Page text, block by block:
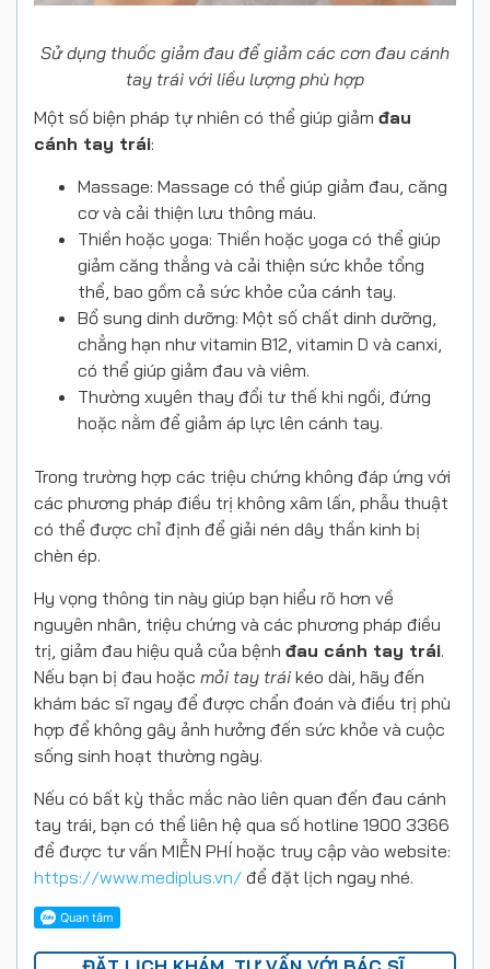
Sử dụng thuốc giảm đau để giảm các cơn đau cánh
tay trái với liều lượng phù hợp
Một số biện pháp tự nhiên có thể giúp giảm đau
cánh tay trái:
Massage: Massage có thể giúp giảm đau, căng
cơ và cải thiện lưu thông máu.
Thiền hoặc yoga: Thiền hoặc yoga có thể giúp
giảm căng thẳng và cải thiện sức khỏe tổng
thể, bao gồm cả sức khỏe của cánh tay.
Bổ sung dinh dưỡng: Một số chất dinh dưỡng,
chẳng hạn như vitamin B12, vitamin D và canxi,
có thể giúp giảm đau và viêm.
Thường xuyên thay đổi tư thế khi ngồi, đứng
hoặc nằm để giảm áp lực lên cánh tay.
Trong trường hợp các triệu chứng không đáp ứng với
các phương pháp điều trị không xâm lấn, phẫu thuật
có thể được chỉ định để giải nén dây thần kinh bị
chèn ép.
Hy vọng thông tin này giúp bạn hiểu rõ hơn về
nguyên nhân, triệu chứng và các phương pháp điều
trị, giảm đau hiệu quả của bệnh đau cánh tay trái.
Nếu bạn bị đau hoặc mỏi tay trái kéo dài, hãy đến
khám bác sĩ ngay để được chẩn đoán và điều trị phù
hợp để không gây ảnh hưởng đến sức khỏe và cuộc
sống sinh hoạt thường ngày.
Nếu có bất kỳ thắc mắc nào liên quan đến đau cánh
tay trái, bạn có thể liên hệ qua số hotline 1900 3366
để được tư vấn MIỄN PHÍ hoặc truy cập vào website:
https://www.mediplus.vn/ để đặt lịch ngay nhé.